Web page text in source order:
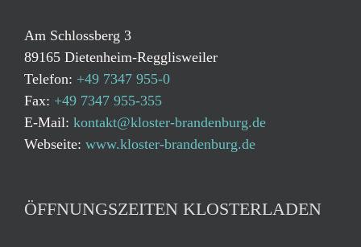
Am Schlossberg 3
89165 Dietenheim-Regglisweiler
Telefon: +49 7347 955-0
Fax: +49 7347 955-355
E-Mail: kontakt@kloster-brandenburg.de
Webseite: www.kloster-brandenburg.de
ÖFFNUNGSZEITEN KLOSTERLADEN